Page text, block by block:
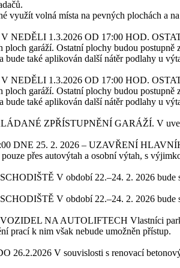
využít volná místa na pevných plochách a
NEDĚLI 1.3.2026 OD 17:00 HOD.
garáží. Ostatní plochy budou
bude také aplikován další nátěr podlahy u
NEDĚLI 1.3.2026 OD 17:00 HOD.
garáží. Ostatní plochy budou
bude také aplikován další nátěr podlahy u
ZPŘÍSTUPNĚNÍ GARÁŽÍ. V
DNE 25. 2. 2026 – UZAVŘENÍ
přes autovýtah a osobní výtah, s
V období 22.–24. 2. 2026 bude
V období 22.–24. 2. 2026 bude
NA AUTOLIFTECH Vlastníci
prací k nim však nebude umožněn přístup.
26.2.2026 V souvislosti s renovací